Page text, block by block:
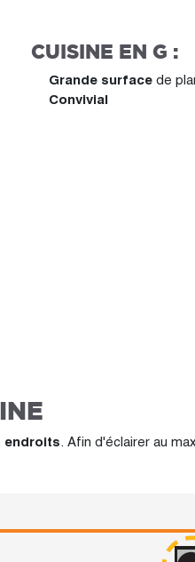
CUISINE EN G :
Grande surface de
Convivial
. Afin d'éclairer au